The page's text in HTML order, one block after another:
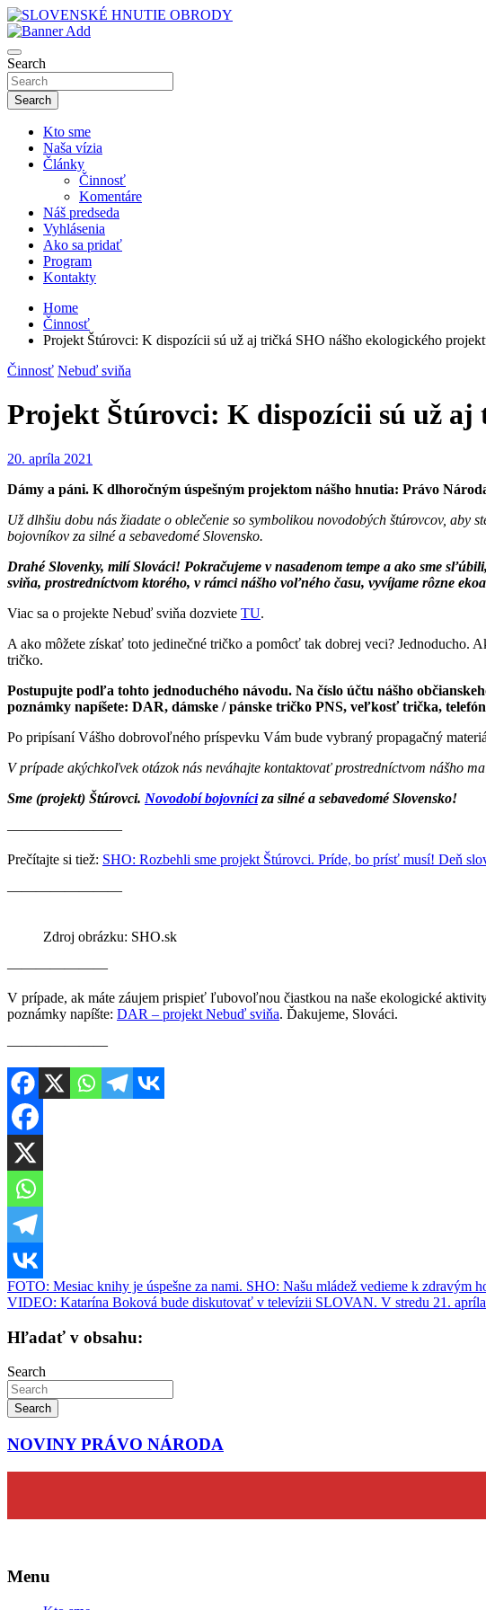
Skip
to
content
SLOVENSKÉ HNUTIE OBRODY
Search
Search
Kto sme
Naša vízia
Články
Činnosť
Komentáre
Náš predseda
Vyhlásenia
Ako sa pridať
Program
Kontakty
Home
Činnosť
Projekt Štúrovci: K dispozícii sú už aj tričká SHO nášho ekologického
Činnosť Nebuď sviňa
Projekt Štúrovci: K dispozícii sú už
20. apríla 2021
Dámy a páni. K dlhoročným úspešným projektom nášho hnutia: Právo
Už dlhšiu dobu nás žiadate o oblečenie so symbolikou novodobých štúrovcov, aby
bojovníkov za silné a sebavedomé Slovensko.
Drahé Slovenky, milí Slováci! Pokračujeme v nasadenom tempe a ako sme
sviňa, prostredníctvom ktorého, v rámci nášho voľného času, vyvíjame rôzne
Viac sa o projekte Nebuď sviňa dozviete TU.
A ako môžete získať toto jedinečné tričko a pomôcť tak dobrej veci? Jednoducho.
tričko.
Postupujte podľa tohto jednoduchého návodu. Na číslo účtu nášho
poznámky napíšete: DAR, dámske / pánske tričko PNS, veľkosť trička,
Po pripísaní Vášho dobrovoľného príspevku Vám bude vybraný propagačný
V prípade akýchkoľvek otázok nás neváhajte kontaktovať prostredníctvom nášho
Sme (projekt) Štúrovci. Novodobí bojovníciza silné a sebavedomé Slovensko!
————————
Prečítajte si tiež: SHO: Rozbehli sme projekt Štúrovci. Príde, bo prísť musí! Deň
————————
Zdroj obrázku: SHO.sk
———————
V prípade, ak máte záujem prispieť ľubovoľnou čiastkou na naše ekologické
poznámky napíšte: DAR – projekt Nebuď sviňa. Ďakujeme, Slováci.
———————
Navigácia
v
článku
FOTO: Mesiac knihy je úspešne za nami. SHO: Našu mládež vedieme k zdravým
VIDEO: Katarína Boková bude diskutovať v televízii SLOVAN. V stredu 21.
Hľadať v obsahu:
Search
Search
NOVINY PRÁVO NÁRODA
Menu